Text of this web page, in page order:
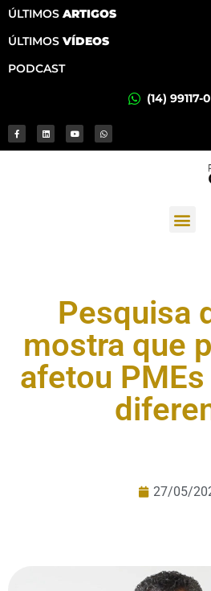
ÚLTIMOS ARTIGOS
ÚLTIMOS VÍDEOS
PODCAST
(14) 99117-
Pesquisa
mostra que
afetou
27/05/